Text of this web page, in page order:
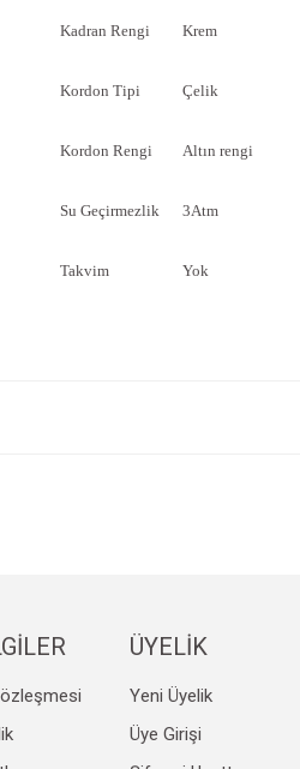
Kadran Rengi Krem
Kordon Tipi Çelik
Kordon Rengi Altın rengi
Su Geçirmezlik 3Atm
Takvim Yok
ÜYELİK
Yeni Üyelik
Üye Girişi